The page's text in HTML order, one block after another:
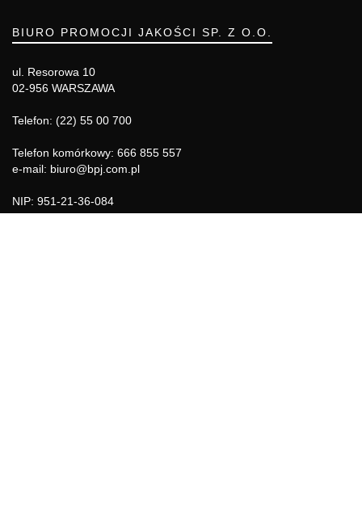
BIURO PROMOCJI JAKOŚCI SP. Z O.O.
ul. Resorowa 10
02-956 WARSZAWA
Telefon: (22) 55 00 700
Telefon komórkowy: 666 855 557
e-mail: biuro@bpj.com.pl
NIP: 951-21-36-084
REGON: 015897725